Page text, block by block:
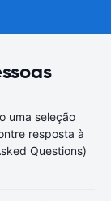
uma seleção
resposta à
Questions)